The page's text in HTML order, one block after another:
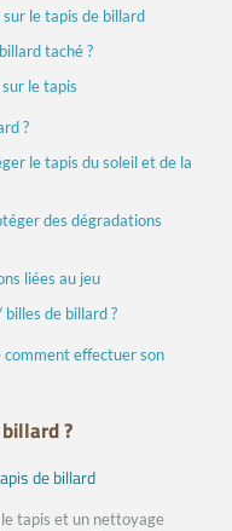
le tapis de billard
taché ?
le tapis
?
le tapis du soleil et de la
des dégradations
liées au jeu
de billard ?
comment effectuer son
?
de billard
tapis et un nettoyage